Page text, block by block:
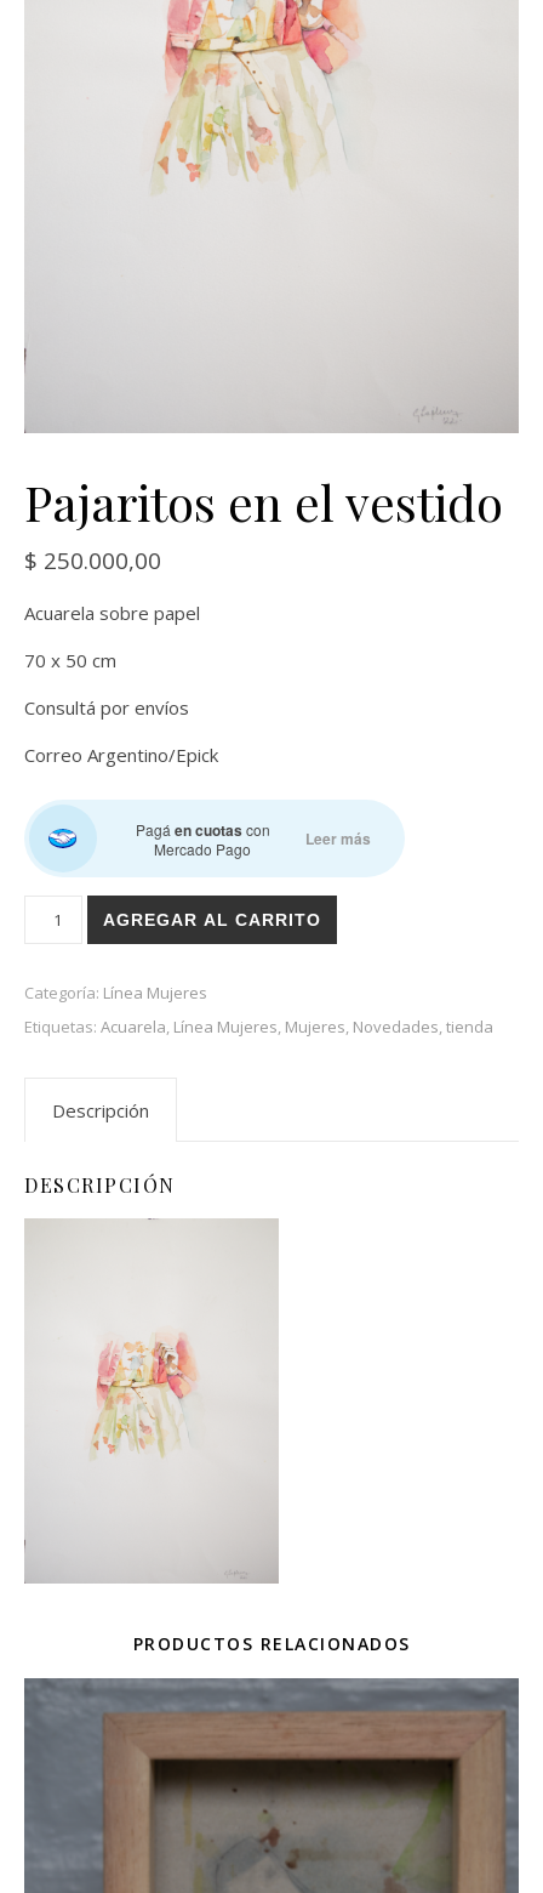
Pajaritos en el vestido
$ 250.000,00
Acuarela sobre papel
70 x 50 cm
Consultá por envíos
Correo Argentino/Epick
Pagáen cuotas con
Mercado Pago
Leer más
Pajaritos en el vestido cantidad
AGREGAR AL CARRITO
Categoría: Línea Mujeres
Etiquetas: Acuarela, Línea Mujeres, Mujeres, Novedades,tienda
Descripción
DESCRIPCIÓN
PRODUCTOS RELACIONADOS